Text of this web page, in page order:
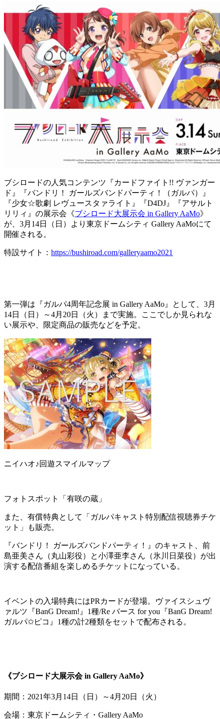
ブシロードの人気コンテンツ『カードファイト!! ヴァンガー
ド』『バンドリ！ ガールズバンドパーティ！（ガルパ）』
『少女☆歌劇 レヴュースタァライト』『D4DJ』『アサルト
リリィ』の展示会《ブシロード大展示会 in Gallery AaMo》
が、3月14日（日）より東京ドームシティ Gallery AaMoにて
開催される。
特設サイト： https://bushiroad.com/galleryaamo2021
第一弾は『ガルパ4周年記念展 in Gallery AaMo』として、3月
14日（日）～4月20日（火）まで実施。​ここでしか見られな
い展示や、限定商品の販売などを予定。
ニイハオ♪回遊スマイルマップ
フォトスポット「有咲の蔵」
また、有償特典として「ガルパキャスト特別配信視聴券チケ
ット」も販売。
『バンドリ！ ガールズバンドパーティ！』のキャスト、前
島亜美さん（丸山彩役）と小澤亜李さん（氷川日菜役）が出
演する配信番組を楽しめるチケットになっている。
イベントの入場特典にはPRカードが登場。ヴァイスシュヴ
ァルツ『BanG Dream!』1種/Re バース for you『BanG Dream!
ガルパ✩ピコ』1種の計2種類をセットで配布される。
《ブシロード大展示会 in Gallery AaMo》
期間：2021年3月14日（日）～4月20日（火）
会場：東京ドームシティ・Gallery AaMo